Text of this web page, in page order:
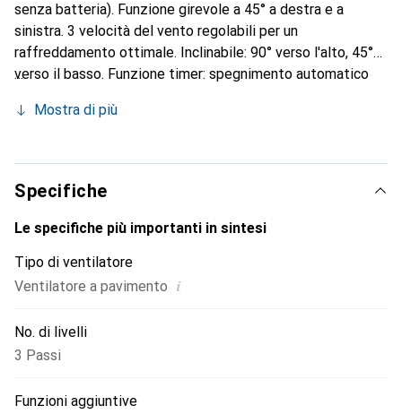
senza batteria). Funzione girevole a 45° a destra e a
sinistra. 3 velocità del vento regolabili per un
raffreddamento ottimale. Inclinabile: 90° verso l'alto, 45°
verso il basso. Funzione timer: spegnimento automatico
grazie alla staffa sul retro. Può essere montato anche su
Può essere utilizzato anche con la rete elettrica grazie
all'adattatore opzionale (TE00000211).
Mostra di più
Specifiche
Le specifiche più importanti in sintesi
Tipo di ventilatore
Ventilatore a pavimento i
No. di livelli
3 Passi
Funzioni aggiuntive